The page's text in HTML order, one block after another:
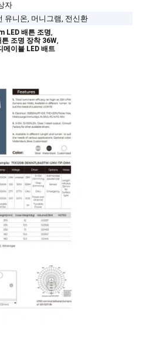
자
유니온, 머니그램, 전신환
LED 배튼 조명,
튼 조명 장착 36W,
메이블 LED 배트